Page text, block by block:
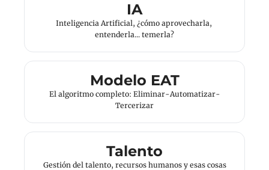
IA
Inteligencia Artificial, ¿cómo aprovecharla,
entenderla... temerla?
Modelo EAT
El algoritmo completo: Eliminar-Automatizar-
Tercerizar
Talento
Gestión del talento, recursos humanos y esas cosas